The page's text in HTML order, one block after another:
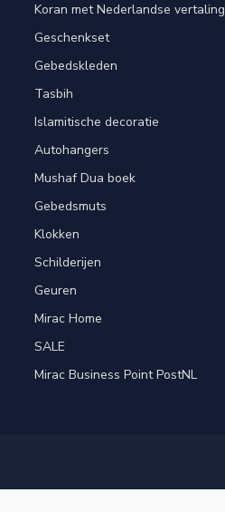
Koran met Nederlandse vertaling
Geschenkset
Gebedskleden
Tasbih
Islamitische decoratie
Autohangers
Mushaf Dua boek
Gebedsmuts
Klokken
Schilderijen
Geuren
Mirac Home
SALE
Mirac Business Point PostNL